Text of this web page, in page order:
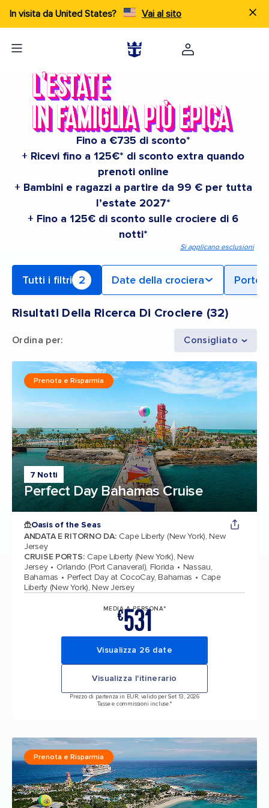
In visita da United States? Vai al sito
Fino a €735 di sconto*
+ Ricevi fino a 125€* di sconto extra quando
prenoti online
+ Bambini e ragazzi a partire da 99 € per tutta
l’estate 2027*
+ Fino a 125€ di sconto sulle crociere di 6
notti*
Si applicano esclusioni
Tutti i filtri 2 Date della crociera Porto
Risultati Della Ricerca Di Crociere (32)
Ordina per: Consigliato
7 Notti
Perfect Day Bahamas Cruise
Prenota e Risparmia
Oasis of the Seas
ANDATA E RITORNO DA: Cape Liberty (New York), New
Jersey
CRUISE PORTS: Cape Liberty (New York), New
Jersey
Orlando (Port Canaveral), Florida
Nassau,
Bahamas
Perfect Day at CocoCay, Bahamas
Cape
Liberty (New York), New Jersey
MEDIA A PERSONA*
€531
Visualizza 26 date
Visualizza l'itinerario
Prezzo di partenza in EUR, valido per Set 13, 2026
Tasse e commissioni incluse.*
Prenota e Risparmia